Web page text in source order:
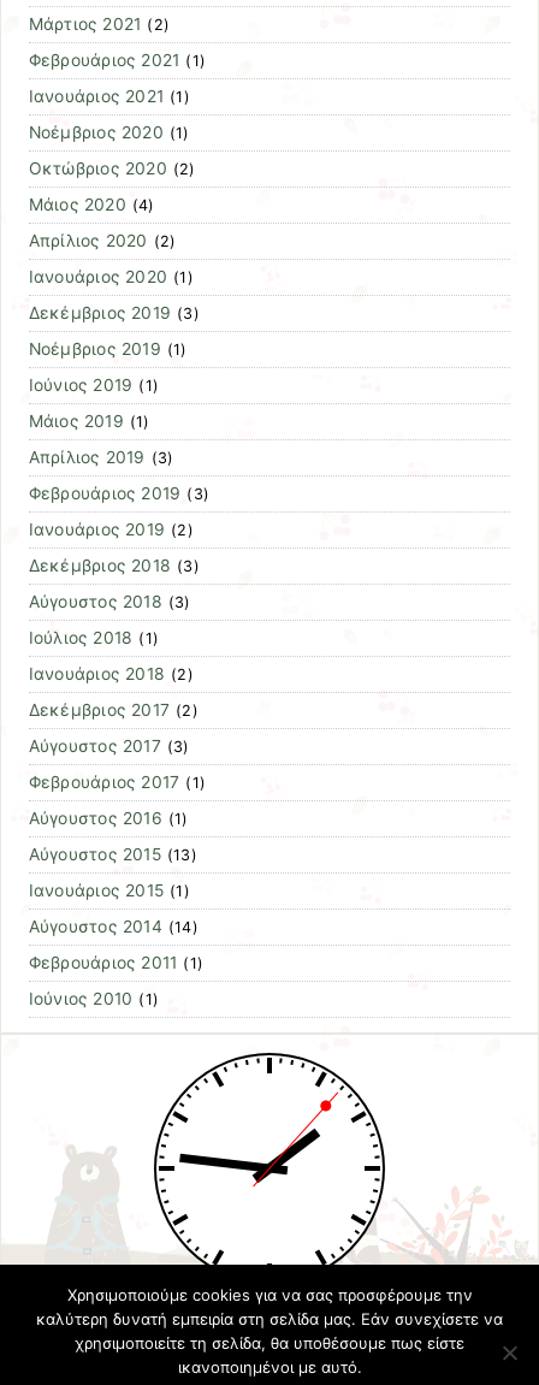
Μάρτιος 2021 (2)
Φεβρουάριος 2021 (1)
Ιανουάριος 2021 (1)
Νοέμβριος 2020 (1)
Οκτώβριος 2020 (2)
Μάιος 2020 (4)
Απρίλιος 2020 (2)
Ιανουάριος 2020 (1)
Δεκέμβριος 2019 (3)
Νοέμβριος 2019 (1)
Ιούνιος 2019 (1)
Μάιος 2019 (1)
Απρίλιος 2019 (3)
Φεβρουάριος 2019 (3)
Ιανουάριος 2019 (2)
Δεκέμβριος 2018 (3)
Αύγουστος 2018 (3)
Ιούλιος 2018 (1)
Ιανουάριος 2018 (2)
Δεκέμβριος 2017 (2)
Αύγουστος 2017 (3)
Φεβρουάριος 2017 (1)
Αύγουστος 2016 (1)
Αύγουστος 2015(13)
Ιανουάριος 2015 (1)
Αύγουστος 2014 (14)
Φεβρουάριος 2011 (1)
Ιούνιος 2010 (1)
Χρησιμοποιούμε cookies για να σας προσφέρουμε την
καλύτερη δυνατή εμπειρία στη σελίδα μας. Εάν συνεχίσετε να
χρησιμοποιείτε τη σελίδα, θα υποθέσουμε πως είστε
ικανοποιημένοι με αυτό.